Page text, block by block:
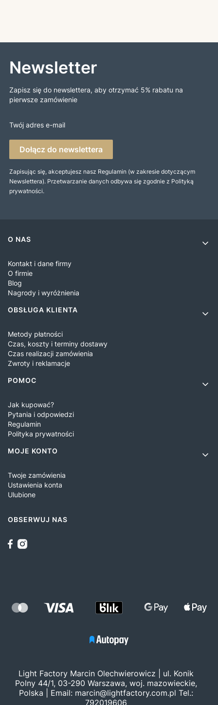
Newsletter
Zapisz się do newslettera, aby otrzymać 5% rabatu na
pierwsze zamówienie
Twój adres e-mail
Dołącz do newslettera
Zapisując się, akceptujesz nasz Regulamin (w zakresie dotyczącym
Newslettera). Przetwarzanie danych odbywa się zgodnie z Polityką
prywatności.
Linki w stopce
O NAS
Kontakt i dane firmy
O firmie
Blog
Nagrody i wyróżnienia
OBSŁUGA KLIENTA
Metody płatności
Czas, koszty i terminy dostawy
Czas realizacji zamówienia
Zwroty i reklamacje
POMOC
Jak kupować?
Pytania i odpowiedzi
Regulamin
Polityka prywatności
MOJE KONTO
Twoje zamówienia
Ustawienia konta
Ulubione
OBSERWUJ NAS
Light Factory Marcin Olechwierowicz | ul. Konik
Polny 44/1, 03-290 Warszawa, woj. mazowieckie,
Polska | Email: marcin@lightfactory.com.pl Tel.:
792019606